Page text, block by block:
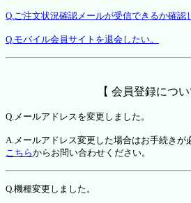
Q.ご注文状況確認メールが受信できるか確認
Q.モバイル会員サイトを退会したい。
【 会員登録につい
Q.メールアドレスを変更しました。
A.メールアドレス変更した場合はお手続きが
こちらからお問い合わせください。
Q.機種変更しました。